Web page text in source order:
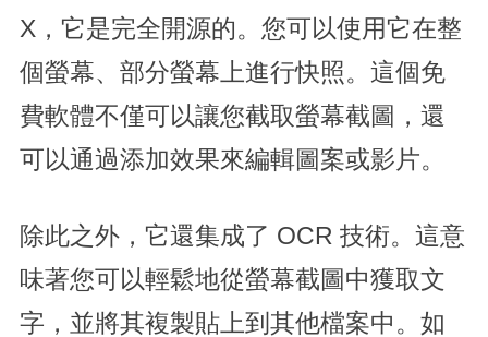
X，它是完全開源的。您可以使用它在整
個螢幕、部分螢幕上進行快照。這個免
費軟體不僅可以讓您截取螢幕截圖，還
可以通過添加效果來編輯圖案或影片。
除此之外，它還集成了 OCR 技術。這意
味著您可以輕鬆地從螢幕截圖中獲取文
字，並將其複製貼上到其他檔案中。如